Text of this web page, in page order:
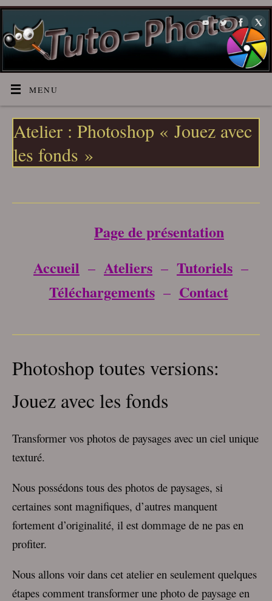
MENU
Atelier : Photoshop « Jouez avec
les fonds »
Page de présentation
Accueil – Ateliers – Tutoriels –
Téléchargements– Contact
Photoshop toutes versions:
Jouez avec les fonds
Transformer vos photos de paysages avec un ciel unique
texturé.
Nous possédons tous des photos de paysages, si
certaines sont magnifiques, d’autres manquent
fortement d’originalité, il est dommage de ne pas en
profiter.
Nous allons voir dans cet atelier en seulement quelques
étapes comment transformer une photo de paysage en